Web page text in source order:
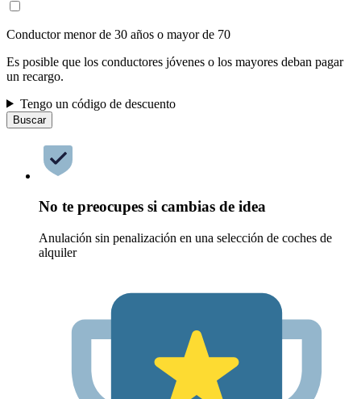
Conductor menor de 30 años o mayor de 70
Es posible que los conductores jóvenes o los mayores deban pagar
un recargo.
Tengo un código de descuento
Buscar
No te preocupes si cambias de idea
Anulación sin penalización en una selección de coches de
alquiler